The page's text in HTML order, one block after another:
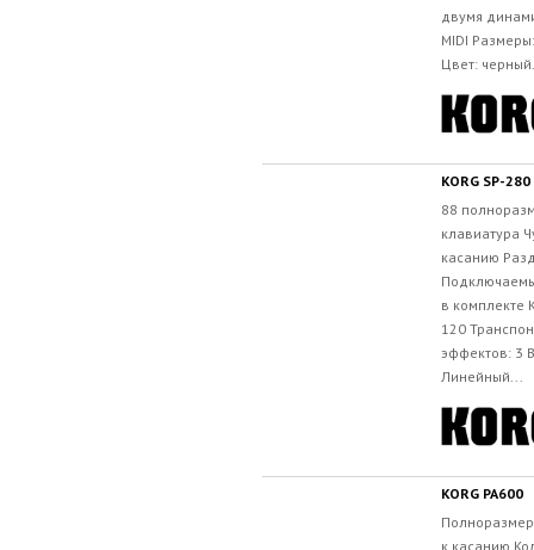
двумя
MIDI
Цвет:
KORG SP-280
88
клавиатура
касанию
в комплекте
120
эффектов: 3
Линейный...
KORG PA600
к касанию